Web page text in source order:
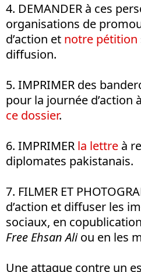
4. DEMANDER à ces
organisations de
d’action et notre pétition
diffusion.
5. IMPRIMER des
pour la journée d’action
ce dossier.
6. IMPRIMER la lettre à
diplomates pakistanais.
7. FILMER ET
d’action et diffuser les
sociaux, en
Free Ehsan Aliou en les
Une attaque contre un